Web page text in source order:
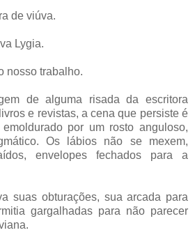
de viúva.
Lygia.
nosso trabalho.
de alguma risada da escritora
e revistas, a cena que persiste é
por um rosto anguloso,
Os lábios não se mexem,
envelopes fechados para a
suas obturações, sua arcada para
gargalhadas para não parecer